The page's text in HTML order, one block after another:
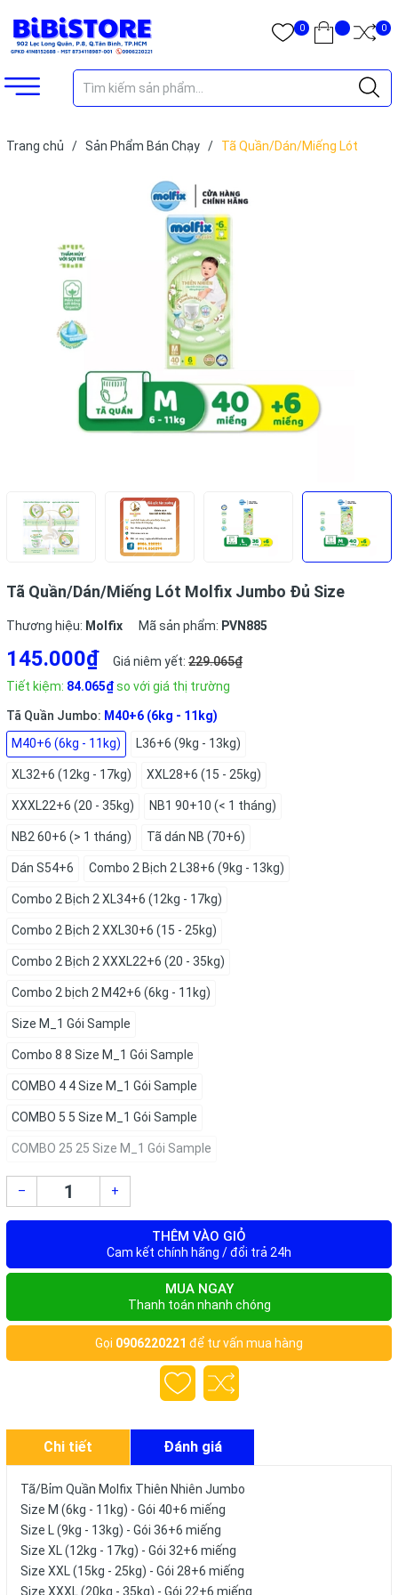
0 0
Trang chủ / Sản Phẩm Bán Chạy /
Tã Quần/Dán/Miếng Lót
Tã Quần/Dán/Miếng Lót Molfix Jumbo Đủ Size
Thương hiệu: Molfix Mã sản phẩm: PVN885
145.000₫ Giá niêm yết: 229.065₫
Tiết kiệm: 84.065₫so với giá thị trường
Tã Quần Jumbo: M40+6 (6kg - 11kg)
M40+6 (6kg - 11kg)
L36+6 (9kg - 13kg)
XL32+6 (12kg - 17kg) XXL28+6 (15 - 25kg)
XXXL22+6 (20 - 35kg) NB1 90+10 (< 1 tháng)
NB2 60+6 (> 1 tháng) Tã dán NB (70+6)
Dán S54+6 Combo 2 Bịch 2 L38+6 (9kg - 13kg)
Combo 2 Bịch 2 XL34+6 (12kg - 17kg)
Combo 2 Bịch 2 XXL30+6 (15 - 25kg)
Combo 2 Bịch 2 XXXL22+6 (20 - 35kg)
Combo 2 bịch 2 M42+6 (6kg - 11kg)
Size M_1 Gói Sample
Combo 8 8 Size M_1 Gói Sample
COMBO 4 4 Size M_1 Gói Sample
COMBO 5 5 Size M_1 Gói Sample
COMBO 25 25 Size M_1 Gói Sample
– +
THÊM VÀO GIỎ
Cam kết chính hãng / đổi trả 24h
MUA NGAY
Thanh toán nhanh chóng
Gọi 0906220221 để tư vấn mua hàng
Chi tiết Đánh giá
Tã/Bỉm Quần Molfix Thiên Nhiên Jumbo
Size M (6kg - 11kg) - Gói 40+6 miếng
Size L (9kg - 13kg) - Gói 36+6 miếng
Size XL (12kg - 17kg) - Gói 32+6 miếng
Size XXL (15kg - 25kg) - Gói 28+6 miếng
Size XXXL (20kg - 35kg) - Gói 22+6 miếng